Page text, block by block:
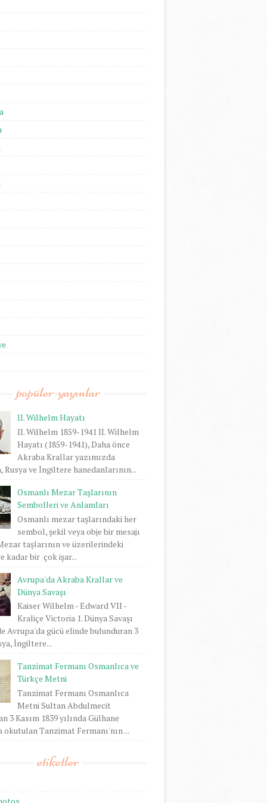
popüler-yayınlar
II. Wilhelm Hayatı
II. Wilhelm 1859-1941 II. Wilhelm
Hayatı (1859-1941), Daha önce
Akraba Krallar yazımızda
Rusya ve İngiltere hanedanlarının...
Osmanlı Mezar Taşlarının
Sembolleri ve Anlamları
Osmanlı mezar taşlarındaki her
sembol, şekil veya obje bir mesajı
taşlarının ve üzerilerindeki
kadar bir çok işar...
Avrupa'da Akraba Krallar ve
Dünya Savaşı
Kaiser Wilhelm - Edward VII -
Kraliçe Victoria 1. Dünya Savaşı
Avrupa'da gücü elinde bulunduran 3
İngiltere...
Tanzimat Fermanı Osmanlıca ve
Türkçe Metni
Tanzimat Fermanı Osmanlıca
Metni Sultan Abdulmecit
3 Kasım 1839 yılında Gülhane
okutulan Tanzimat Fermanı'nın ...
etiketler